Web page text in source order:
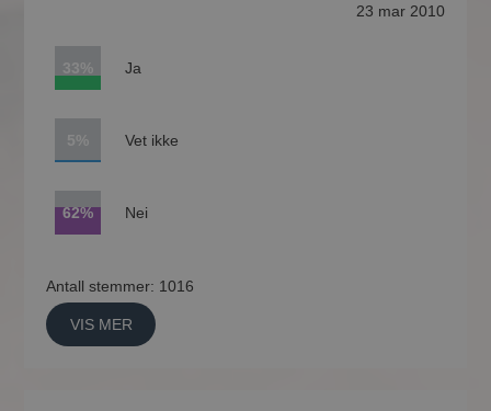
23 mar 2010
33% Ja
5% Vet ikke
62% Nei
Antall stemmer: 1016
VIS MER